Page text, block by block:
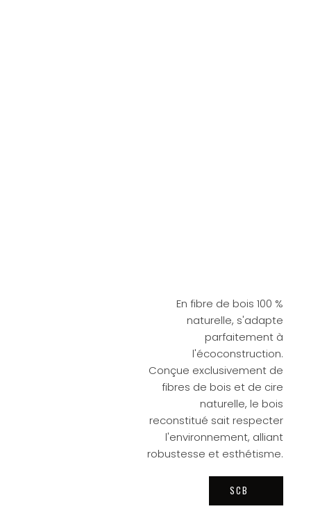
En fibre de bois 100 %
naturelle, s'adapte
parfaitement à
l'écoconstruction.
Conçue exclusivement de
fibres de bois et de cire
naturelle, le bois
reconstitué sait respecter
l'environnement, alliant
robustesse et esthétisme.
SCB